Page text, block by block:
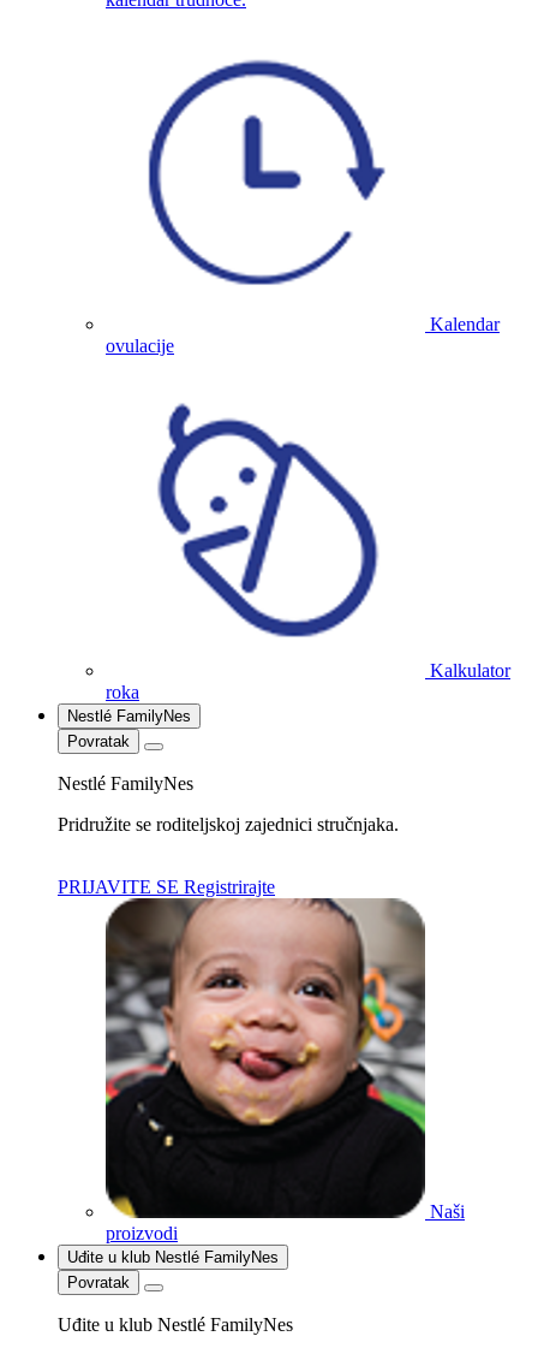
Kalendar
ovulacije
Kalkulator
roka
Nestlé FamilyNes
Povratak
Nestlé FamilyNes
Pridružite se roditeljskoj zajednici stručnjaka.
PRIJAVITE SE Registrirajte
Naši
proizvodi
Uđite u klub Nestlé FamilyNes
Povratak
Uđite u klub Nestlé FamilyNes